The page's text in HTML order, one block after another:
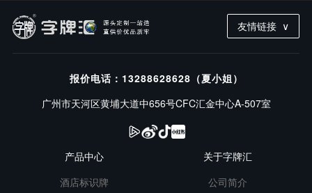
友情链接
产品中心
酒店标识牌
关于字牌汇
公司简介
报价电话：13288628628（夏小姐）
广州市天河区黄埔大道中656号CFC汇金中心A-507室